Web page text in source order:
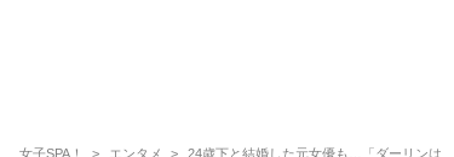
女子SPA！ エンタメ
24歳下と結婚した元女優も…「ダーリンは